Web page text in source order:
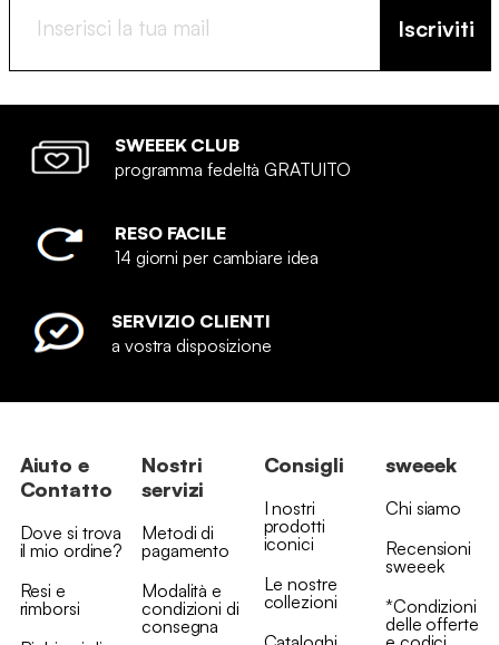
Iscriviti
SWEEEK CLUB
programma fedeltà GRATUITO
RESO FACILE
14 giorni per cambiare idea
SERVIZIO CLIENTI
a vostra disposizione
Aiuto e
Contatto
Dove si trova
il mio ordine?
Resi e
rimborsi
Nostri
servizi
Metodi di
pagamento
Modalità e
condizioni di
consegna
Consigli
I nostri
prodotti
iconici
Le nostre
collezioni
sweeek
Chi siamo
Recensioni
sweeek
*Condizioni
delle offerte